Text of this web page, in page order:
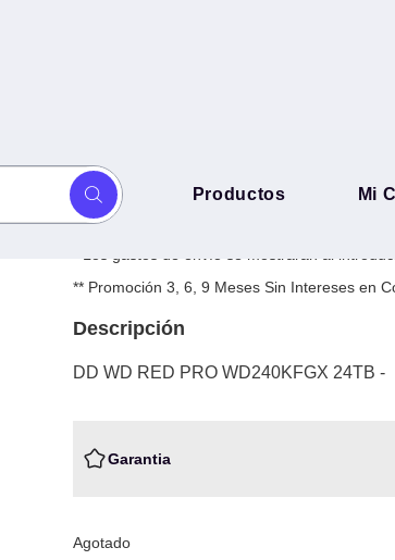
Productos Mi
DD WD RED PRO
$11,030.35
** Promoción 3, 6, 9 Meses Sin Intereses en
Descripción
DD WD RED PRO WD240KFGX 24TB -
Garantia
Agotado